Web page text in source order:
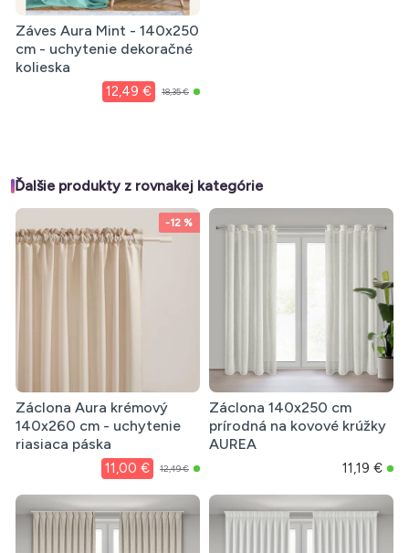
Záves Aura Mint - 140x250
cm - uchytenie dekoračné
kolieska
12,49 € 18,35 €
Ďalšie produkty z rovnakej kategórie
-12 %
Záclona Aura krémový
140x260 cm - uchytenie
riasiaca páska
11,00 € 12,49 €
Záclona 140x250 cm
prírodná na kovové krúžky
AUREA
11,19 €